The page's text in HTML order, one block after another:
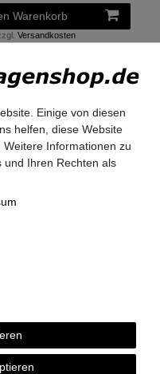
Warenkorb
Versandkosten
und
Einige von diesen
helfen, diese Website
Informationen zu
und Ihren Rechten als